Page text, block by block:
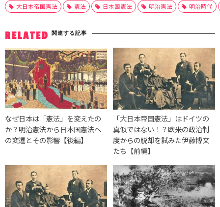
大日本帝国憲法 憲法 日本国憲法 明治憲法 明治時代
RELATED 関連する記事
なぜ日本は「憲法」を変えたの
か？明治憲法から日本国憲法へ
の変遷とその影響【後編】
「大日本帝国憲法」はドイツの
真似ではない！？欧米の政治制
度からの脱却を試みた伊藤博文
たち【前編】